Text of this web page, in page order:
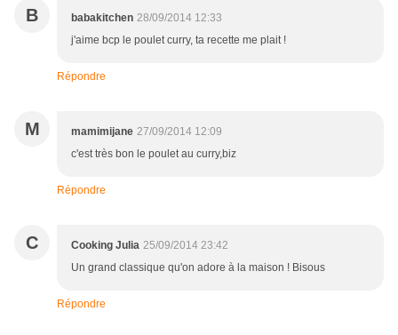
B babakitchen 28/09/2014 12:33
j'aime bcp le poulet curry, ta recette me plait !
Répondre
M mamimijane 27/09/2014 12:09
c'est très bon le poulet au curry,biz
Répondre
C Cooking Julia 25/09/2014 23:42
Un grand classique qu'on adore à la maison ! Bisous
Répondre